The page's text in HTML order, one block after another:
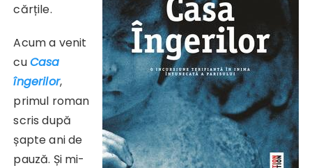
cărțile.
Acum a venit
cuCasa
îngerilor,
primul roman
scris după
șapte ani de
pauză. Și mi-